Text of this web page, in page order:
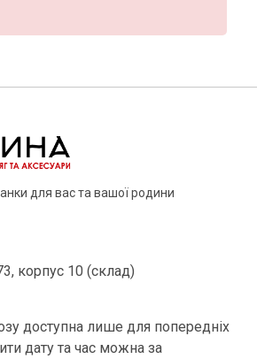
для вас та вашої родини
корпус 10 (склад)
доступна лише для попередніх
дату та час можна за